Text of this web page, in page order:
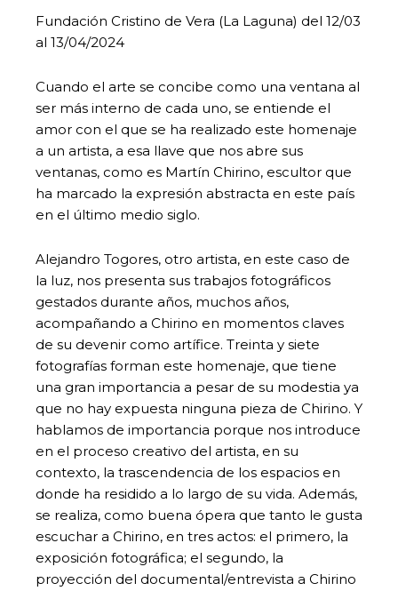
Fundación Cristino de Vera (La Laguna) del 12/03
al 13/04/2024
Cuando el arte se concibe como una ventana al
ser más interno de cada uno, se entiende el
amor con el que se ha realizado este homenaje
a un artista, a esa llave que nos abre sus
ventanas, como es Martín Chirino, escultor que
ha marcado la expresión abstracta en este país
en el último medio siglo.
Alejandro Togores, otro artista, en este caso de
la luz, nos presenta sus trabajos fotográficos
gestados durante años, muchos años,
acompañando a Chirino en momentos claves
de su devenir como artífice. Treinta y siete
fotografías forman este homenaje, que tiene
una gran importancia a pesar de su modestia ya
que no hay expuesta ninguna pieza de Chirino. Y
hablamos de importancia porque nos introduce
en el proceso creativo del artista, en su
contexto, la trascendencia de los espacios en
donde ha residido a lo largo de su vida. Además,
se realiza, como buena ópera que tanto le gusta
escuchar a Chirino, en tres actos: el primero, la
exposición fotográfica; el segundo, la
proyección del documental/entrevista a Chirino